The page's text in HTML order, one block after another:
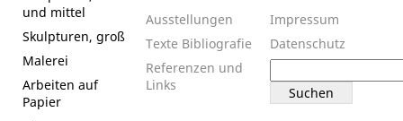
und mittel
Skulpturen, groß
Malerei
Arbeiten auf
Papier
Ausstellungen
Texte Bibliografie
Referenzen und
Links
Impressum
Datenschutz
nach: